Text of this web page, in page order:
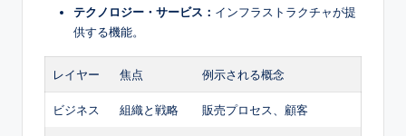
テクノロジー・サービス： インフラストラクチャが提
供する機能。
レイヤー 焦点 例示される概念
ビジネス 組織と戦略 販売プロセス、顧客